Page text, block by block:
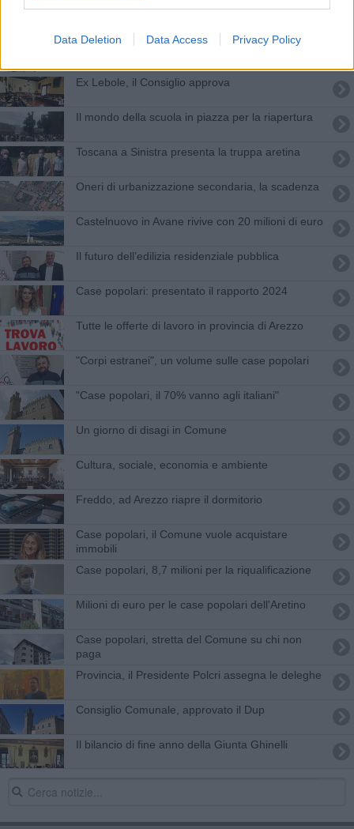
Data Deletion Data Access Privacy Policy
Contributi da oneri di urbanizzazione secondaria
Portierato sociale, domande entro il 5 settembre
Ex Lebole, il Consiglio approva
Il mondo della scuola in piazza per la riapertura
Toscana a Sinistra presenta la truppa aretina
Oneri di urbanizzazione secondaria, la scadenza
Castelnuovo in Avane rivive con 20 milioni di euro
​Il futuro dell’edilizia residenziale pubblica
Case popolari: presentato il rapporto 2024
​Tutte le offerte di lavoro in provincia di Arezzo
"​Corpi estranei", un volume sulle case popolari
"Case popolari, il 70% vanno agli italiani"
Un giorno di disagi in Comune
Cultura, sociale, economia e ambiente
Freddo, ad Arezzo riapre il dormitorio
Case popolari, il Comune vuole acquistare
immobili
Case popolari, 8,7 milioni per la riqualificazione
Milioni di euro per le case popolari dell'Aretino
Case popolari, stretta del Comune su chi non
paga
Provincia, il Presidente Polcri assegna le deleghe
Consiglio Comunale, approvato il Dup
Il bilancio di fine anno della Giunta Ghinelli